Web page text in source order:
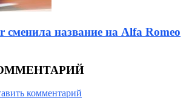
сменила название на Alfa Romeo
комментарий